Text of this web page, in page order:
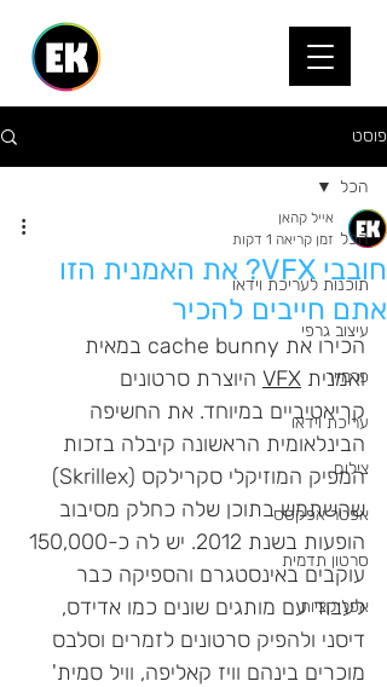
פוסט
הכל
תוכנות לעריכת וידאו
עיצוב גרפי
פרמייר
עריכת וידאו
צילום
אפטר אפקטס
סרטון תדמית
אפליקציות
הכל
חובבי VFX? את האמנית הזו
אתם חייבים להכיר
אייל קהאן
זמן קריאה 1 דקות
הכירו את cache bunny במאית
ואמנית VFX היוצרת סרטונים
קריאטיביים במיוחד. את החשיפה
הבינלאומית הראשונה קיבלה בזכות
המפיק המוזיקלי סקרילקס (Skrillex)
שהשתמש בתוכן שלה כחלק מסיבוב
עוקבים באינסטגרם והספיקה כבר
לעבוד עם מותגים שונים כמו אדידס,
דיסני ולהפיק סרטונים לזמרים וסלבס
מוכרים בינהם וויז קאליפה, וויל סמית'